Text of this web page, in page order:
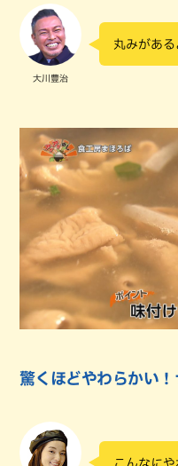
大川豊治
丸みがある
驚くほどやわらかい！
こんなに